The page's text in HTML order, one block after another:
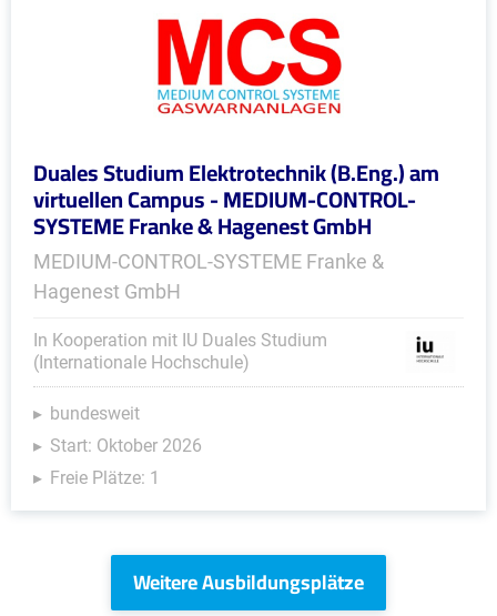
Duales Studium Elektrotechnik (B.Eng.) am
virtuellen Campus - MEDIUM-CONTROL-
SYSTEME Franke & Hagenest GmbH
MEDIUM-CONTROL-SYSTEME Franke &
Hagenest GmbH
In Kooperation mit IU Duales Studium
(Internationale Hochschule)
bundesweit
Start: Oktober 2026
Freie Plätze: 1
Weitere Ausbildungsplätze